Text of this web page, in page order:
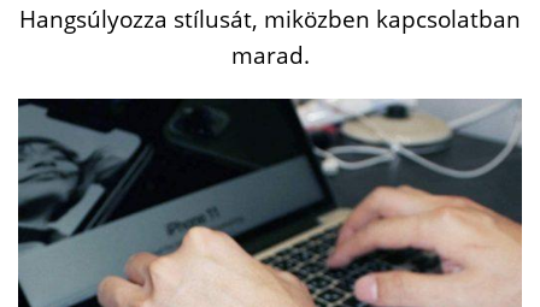
Hangsúlyozza stílusát, miközben kapcsolatban
marad.